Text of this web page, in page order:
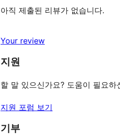
아직 제출된 리뷰가 없습니다.
Your review
지원
할 말 있으신가요? 도움이 필요하
지원 포럼 보기
기부